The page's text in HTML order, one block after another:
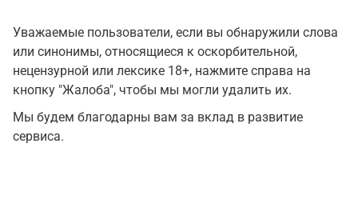
Уважаемые пользователи, если вы обнаружили слова
или синонимы, относящиеся к оскорбительной,
нецензурной или лексике 18+, нажмите справа на
кнопку "Жалоба", чтобы мы могли удалить их.
Мы будем благодарны вам за вклад в развитие
сервиса.